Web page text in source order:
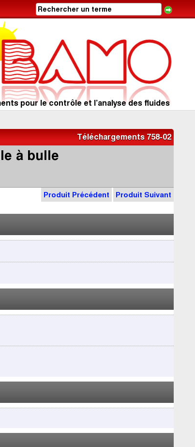
pour le contrôle et l’analyse des fluides
Téléchargements 758-02
à bulle
Produit Précédent Produit Suivant